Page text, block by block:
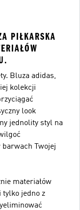
PIŁKARSKA
Bluza adidas,
kolekcji
look
jednolity styl na
barwach Twojej
materiałów
tylko jedno z